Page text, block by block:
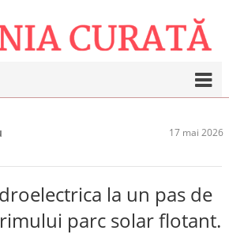
17 mai 2026
la un pas de
parc solar flotant.